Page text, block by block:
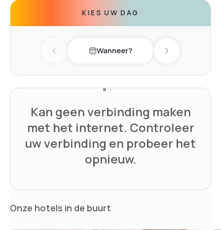
KIES UW DAG
Previous dayWanneer? Next day
Kan geen verbinding maken
met het internet. Controleer
uw verbinding en probeer het
opnieuw.
Onze hotels in de buurt